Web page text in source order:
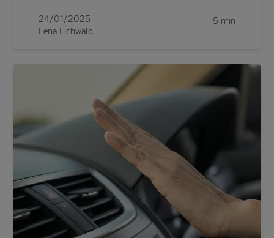
24/01/2025
Lena Eichwald
5 min